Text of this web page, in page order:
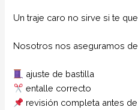
Un traje caro no sirve si te
Nosotros nos aseguramos
ajuste de bastilla
entalle correcto
revisión completa antes